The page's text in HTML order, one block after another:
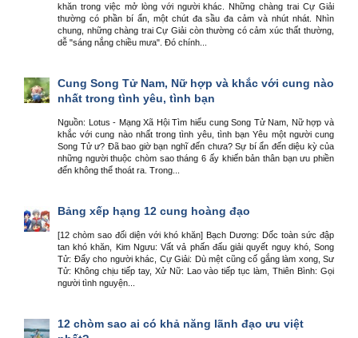
khăn trong việc mở lòng với người khác. Những chàng trai Cự Giải
thường có phần bí ẩn, một chút đa sầu đa cảm và nhút nhát. Nhìn
chung, những chàng trai Cự Giải còn thường có cảm xúc thất thường,
dễ "sáng nắng chiều mưa". Đó chính...
Cung Song Tử Nam, Nữ hợp và khắc với cung nào
nhất trong tình yêu, tình bạn
Nguồn: Lotus - Mạng Xã Hội Tìm hiểu cung Song Tử Nam, Nữ hợp và
khắc với cung nào nhất trong tình yêu, tình bạn Yêu một người cung
Song Tử ư? Đã bao giờ bạn nghĩ đến chưa? Sự bí ẩn đến diệu kỳ của
những người thuộc chòm sao tháng 6 ấy khiến bản thân bạn ưu phiền
đến không thể thoát ra. Trong...
Bảng xếp hạng 12 cung hoàng đạo
[12 chòm sao đối diện với khó khăn] Bạch Dương: Dốc toàn sức đập
tan khó khăn, Kim Ngưu: Vất vả phấn đấu giải quyết nguy khó, Song
Tử: Đẩy cho người khác, Cự Giải: Dù mệt cũng cố gắng làm xong, Sư
Tử: Không chịu tiếp tay, Xử Nữ: Lao vào tiếp tục làm, Thiên Bình: Gọi
người tình nguyện...
12 chòm sao ai có khả năng lãnh đạo ưu việt